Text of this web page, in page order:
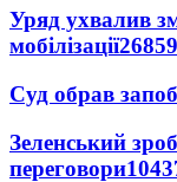
Уряд ухвалив
мобілізації26859
Суд обрав
Зеленський
переговори